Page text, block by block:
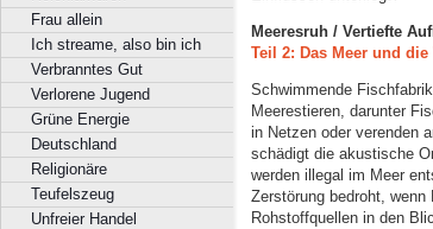
Frau allein
Ich streame, also bin ich
Verbranntes Gut
Verlorene Jugend
Grüne Energie
Deutschland
Religionäre
Teufelszeug
Unfreier Handel
Meeresruh / Vertiefte
Teil 2: Das Meer und
Schwimmende
Meerestieren, darunter
in Netzen oder verenden
schädigt die akustische
werden illegal im Meer
Zerstörung bedroht,
Rohstoffquellen in den